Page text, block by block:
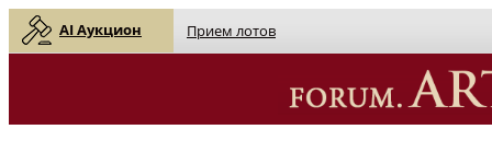
AI Аукцион Прием лотов